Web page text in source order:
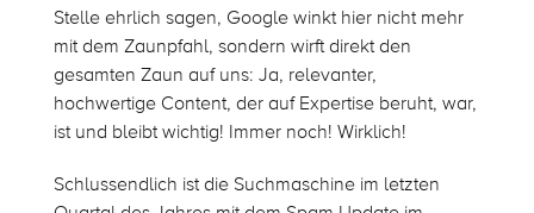
Stelle ehrlich sagen, Google winkt hier nicht mehr
mit dem Zaunpfahl, sondern wirft direkt den
gesamten Zaun auf uns: Ja, relevanter,
hochwertige Content, der auf Expertise beruht, war,
ist und bleibt wichtig! Immer noch! Wirklich!
Schlussendlich ist die Suchmaschine im letzten